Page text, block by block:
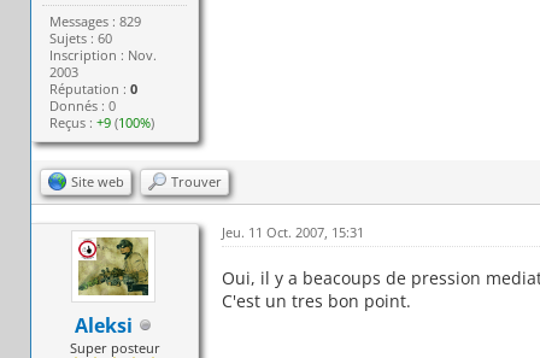
Messages : 829
Sujets : 60
Inscription : Nov.
2003
Réputation :0
Donnés : 0
Reçus :+9 (100%)
Site web Trouver
Aleksi
Super posteur
Jeu. 11 Oct. 2007, 15:31
Oui, il y a beacoups de pression
C'est un tres bon point.